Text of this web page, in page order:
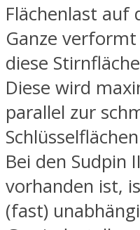
Flächenlast auf
Ganze
diese
Diese wird
parallel zur
Bei den Sudpin
vorhanden ist,
(fast)